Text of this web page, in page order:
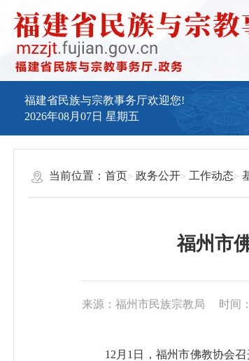
福建省民族与宗教事务厅欢迎您!
2026年08月07日 星期五
当前位置：首页 政务公开 工作动态
福州市
来源：福州市民族宗教局 时间
12 月 1 日，福州市佛教协会召